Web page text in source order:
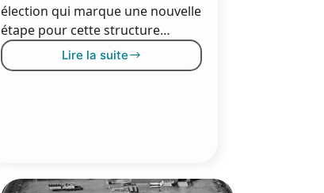
élection qui marque une nouvelle
étape pour cette structure…
Lire la suite
Thierry
du